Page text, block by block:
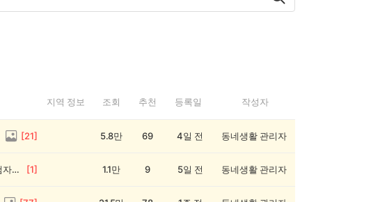
지역 정보 조회 추천 등록일 작성자
[21] 5.8만 69 4일 전 동네생활 관리자
💰[당첨자 발표] 26회차 우리 동네 정보왕 이벤트 당첨자를 발표합니다! [1] 1.1만 9 5일 전 동네생활 관리자